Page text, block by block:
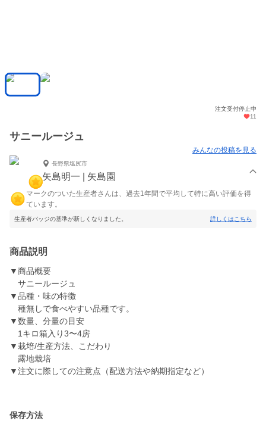
注文受付停止中
11
サニールージュ
みんなの投稿を見る
長野県塩尻市
矢島明一 | 矢島園
マークのついた生産者さんは、過去1年間で平均して特に高い評価を得
ています。
生産者バッジの基準が新しくなりました。 詳しくはこちら
商品説明
▼商品概要
サニールージュ
▼品種・味の特徴
種無しで食べやすい品種です。
▼数量、分量の目安
1キロ箱入り3〜4房
▼栽培/生産方法、こだわり
露地栽培
▼注文に際しての注意点（配送方法や納期指定など）
保存方法